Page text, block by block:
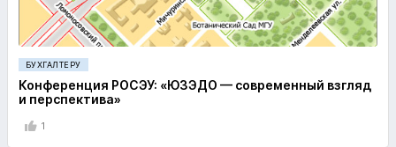
БУХГАЛТЕРУ
Конференция РОСЭУ: «ЮЗЭДО — современный взгляд
и перспектива»
1